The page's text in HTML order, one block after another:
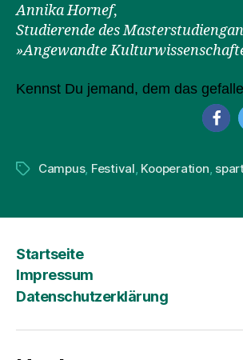
Annika Hornef,
Studierende des
»Angewandte
Kennst Du jemand, dem das
Schlagwörter
Campus, Festival, Kooperation,
Startseite
Impressum
Datenschutzerklärung